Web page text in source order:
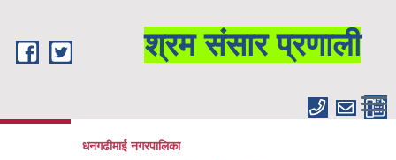
श्रम संसार प्रणाली
धनगढीमाई नगरपालिका